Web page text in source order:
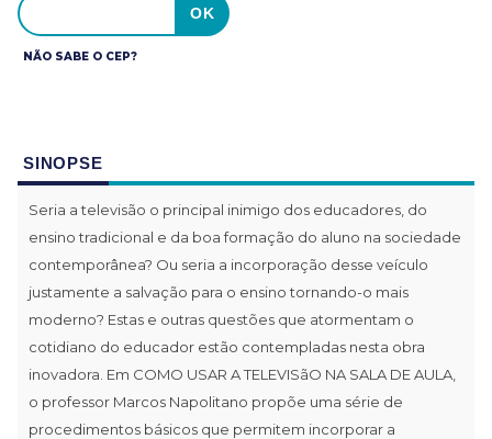
NÃO SABE O CEP?
SINOPSE
Seria a televisão o principal inimigo dos educadores, do
ensino tradicional e da boa formação do aluno na sociedade
contemporânea? Ou seria a incorporação desse veículo
justamente a salvação para o ensino tornando-o mais
moderno? Estas e outras questões que atormentam o
cotidiano do educador estão contempladas nesta obra
inovadora. Em COMO USAR A TELEVISãO NA SALA DE AULA,
o professor Marcos Napolitano propõe uma série de
procedimentos básicos que permitem incorporar a